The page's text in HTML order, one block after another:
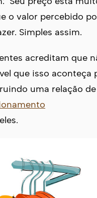
o valor percebido
Simples assim.
acreditam que
que isso
uma relação